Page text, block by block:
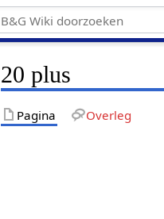
20 plus
Pagina Overleg